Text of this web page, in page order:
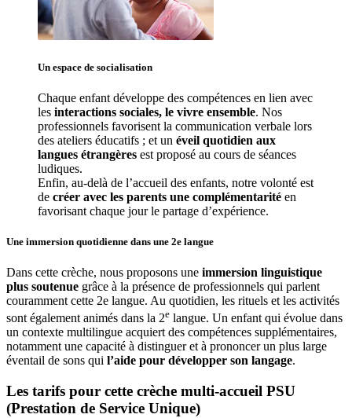
Un espace de socialisation
Chaque enfant développe des compétences en lien avec
les interactions sociales, le vivre ensemble. Nos
professionnels favorisent la communication verbale lors
des ateliers éducatifs ; et un éveil quotidien aux
langues étrangères est proposé au cours de séances
ludiques.
Enfin, au-delà de l’accueil des enfants, notre volonté est
de créer avec les parents une complémentarité en
favorisant chaque jour le partage d’expérience.
Une immersion quotidienne dans une 2e langue
Dans cette crèche, nous proposons une immersion linguistique
plus soutenue grâce à la présence de professionnels qui parlent
couramment cette 2e langue. Au quotidien, les rituels et les activités
sont également animés dans la 2e langue. Un enfant qui évolue dans
un contexte multilingue acquiert des compétences supplémentaires,
notamment une capacité à distinguer et à prononcer un plus large
éventail de sons qui l’aide pour développer son langage.
Les tarifs pour cette crèche multi-accueil PSU
(Prestation de Service Unique)